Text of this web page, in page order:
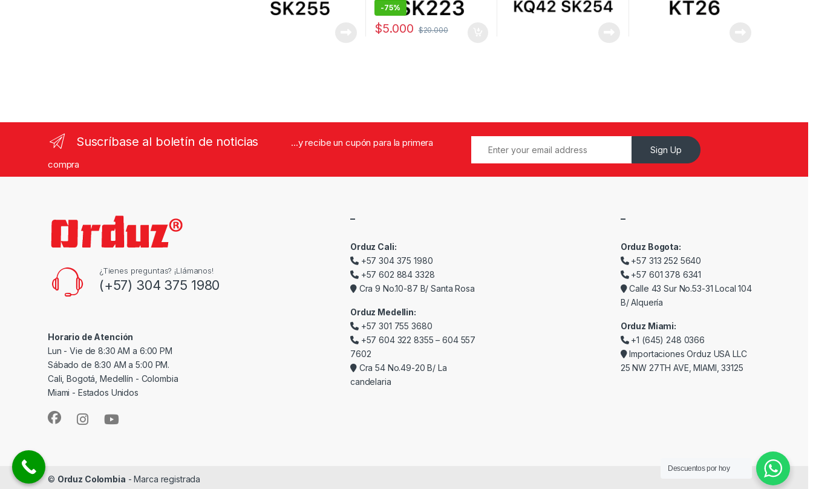
-75%
$5.000 $20.000
Suscríbase al boletín de noticias
...y recibe un cupón para la primera
compra
Sign Up
¿Tienes preguntas? ¡Llámanos!
(+57) 304 375 1980
Horario de Atención
Lun - Vie de 8:30 AM a 6:00 PM
Sábado de 8:30 AM a 5:00 PM.
Cali, Bogotá, Medellín - Colombia
Miami - Estados Unidos
–
Orduz Cali:
+57 304 375 1980
+57 602 884 3328
Cra 9 No.10-87 B/ Santa Rosa
Orduz Medellin:
+57 301 755 3680
+57 604 322 8355 – 604 557
7602
Cra 54 No.49-20 B/ La
candelaria
–
Orduz Bogota:
+57 313 252 5640
+57 601 378 6341
Calle 43 Sur No.53-31 Local 104
B/ Alquería
Orduz Miami:
+1 (645) 248 0366
Importaciones Orduz USA LLC
25 NW 27TH AVE, MIAMI, 33125
© Orduz Colombia - Marca registrada
Descuentos por hoy